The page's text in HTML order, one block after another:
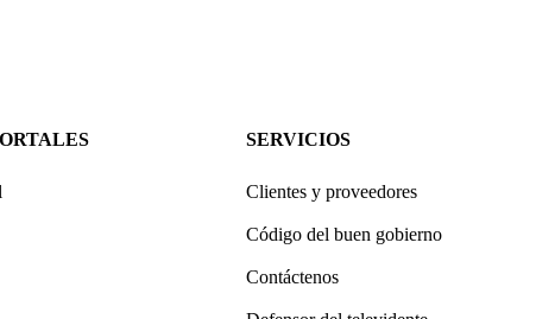
SERVICIOS
Clientes y proveedores
Código del buen gobierno
Contáctenos